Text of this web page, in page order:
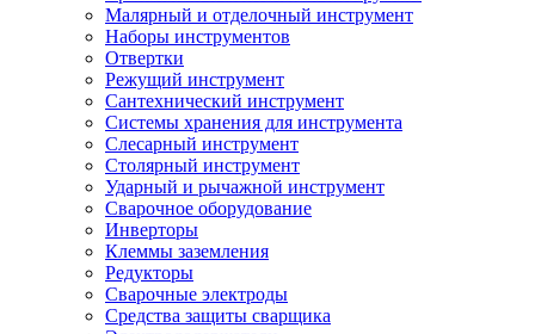
Малярный и отделочный инструмент
Наборы инструментов
Отвертки
Режущий инструмент
Сантехнический инструмент
Системы хранения для инструмента
Слесарный инструмент
Столярный инструмент
Ударный и рычажной инструмент
Сварочное оборудование
Инверторы
Клеммы заземления
Редукторы
Сварочные электроды
Средства защиты сварщика